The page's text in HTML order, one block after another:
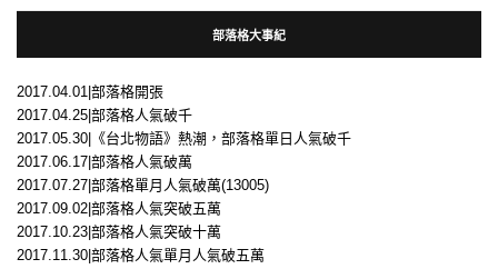
部落格大事紀
2017.04.01|部落格開張
2017.04.25|部落格人氣破千
2017.05.30|《台北物語》熱潮，部落格單日人氣破千
2017.06.17|部落格人氣破萬
2017.07.27|部落格單月人氣破萬(13005)
2017.09.02|部落格人氣突破五萬
2017.10.23|部落格人氣突破十萬
2017.11.30|部落格人氣單月人氣破五萬